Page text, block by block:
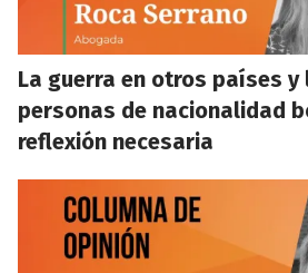
La guerra en otros países
personas de nacionalidad
reflexión necesaria